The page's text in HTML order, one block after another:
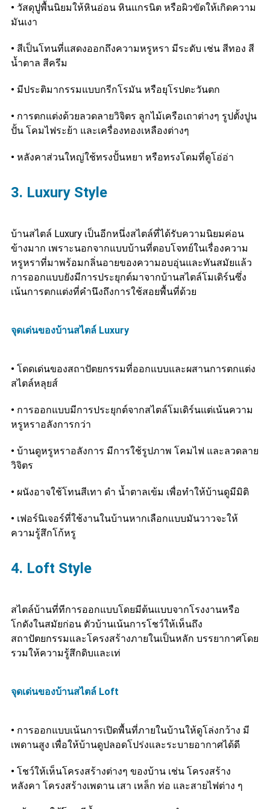
• วัสดุปูพื้นนิยมให้หินอ่อน หินแกรนิต หรือผิวขัดให้เกิดความ
มันเงา
• สีเป็นโทนที่แสดงออกถึงความหรูหรา มีระดับ เช่น สีทอง สี
น้ำตาล สีครีม
• มีประติมากรรมแบบกรีกโรมัน หรือยุโรปตะวันตก
• การตกแต่งด้วยลวดลายวิจิตร ลูกไม้เครือเถาต่างๆ รูปตั้งปูน
ปั้น โคมไฟระย้า และเครื่องทองเหลืองต่างๆ
• หลังคาส่วนใหญ่ใช้ทรงปั้นหยา หรือทรงโดมที่ดูโอ่อ่า
3. Luxury Style
บ้านสไตล์ Luxury เป็นอีกหนึ่งสไตล์ที่ได้รับความนิยมค่อน
ข้างมาก เพราะนอกจากแบบบ้านที่ตอบโจทย์ในเรื่องความ
หรูหราที่มาพร้อมกลิ่นอายของความอบอุ่นและทันสมัยแล้ว
การออกแบบยังมีการประยุกต์มาจากบ้านสไตล์โมเดิร์นซึ่ง
เน้นการตกแต่งที่คำนึงถึงการใช้สอยพื้นที่ด้วย
จุดเด่นของบ้านสไตล์ Luxury
• โดดเด่นของสถาปัตยกรรมที่ออกแบบและผสานการตกแต่ง
สไตล์หลุยส์
• การออกแบบมีการประยุกต์จากสไตล์โมเดิร์นแต่เน้นความ
หรูหราอลังการกว่า
• บ้านดูหรูหราอลังการ มีการใช้รูปภาพ โคมไฟ และลวดลาย
วิจิตร
• ผนังอาจใช้โทนสีเทา ดำ น้ำตาลเข้ม เพื่อทำให้บ้านดูมีมิติ
• เฟอร์นิเจอร์ที่ใช้งานในบ้านหากเลือกแบบมันวาวจะให้
ความรู้สึกโก้หรู
4. Loft Style
สไตล์บ้านที่ทีการออกแบบโดยมีต้นแบบจากโรงงานหรือ
โกดังในสมัยก่อน ตัวบ้านเน้นการโชว์ให้เห็นถึง
สถาปัตยกรรมและโครงสร้างภายในเป็นหลัก บรรยากาศโดย
รวมให้ความรู้สึกดิบและเท่
จุดเด่นของบ้านสไตล์ Loft
• การออกแบบเน้นการเปิดพื้นที่ภายในบ้านให้ดูโล่งกว้าง มี
เพดานสูง เพื่อให้บ้านดูปลอดโปร่งและระบายอากาศได้ดี
• โชว์ให้เห็นโครงสร้างต่างๆ ของบ้าน เช่น โครงสร้าง
หลังคา โครงสร้างเพดาน เสา เหล็ก ท่อ และสายไฟต่าง ๆ